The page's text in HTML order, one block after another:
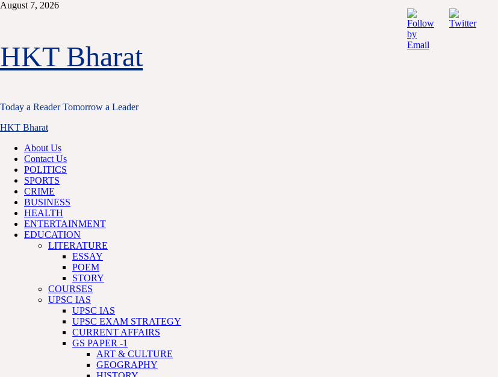
Skip
August 7, 2026
HKT Bharat
Today a Reader Tomorrow a Leader
Primary
HKT Bharat
About Us
Contact Us
POLITICS
SPORTS
CRIME
BUSINESS
HEALTH
ENTERTAINMENT
EDUCATION
LITERATURE
ESSAY
POEM
STORY
COURSES
UPSC IAS
UPSC IAS
UPSC EXAM STRATEGY
CURRENT AFFAIRS
GS PAPER -1
ART & CULTURE
GEOGRAPHY